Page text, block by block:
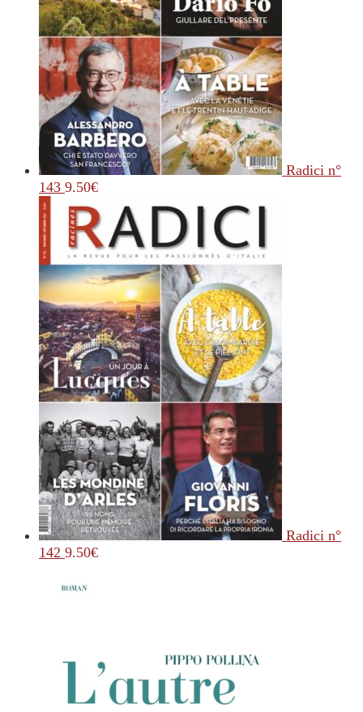
Radici n°
143 9.50€
Radici n°
142 9.50€